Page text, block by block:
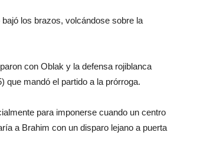
los brazos, volcándose sobre la
con Oblak y la defensa rojiblanca
que mandó el partido a la prórroga.
para imponerse cuando un centro
a Brahim con un disparo lejano a puerta